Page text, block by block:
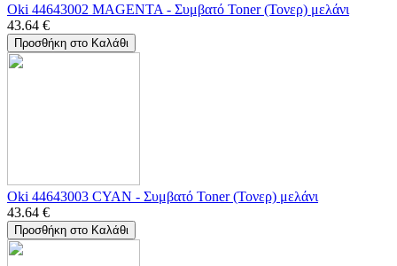
Oki 44643002 MAGENTA - Συμβατό Toner (Τονερ) μελάνι
43.64 €
Προσθήκη στο Καλάθι
Oki 44643003 CYAN - Συμβατό Toner (Τονερ) μελάνι
43.64 €
Προσθήκη στο Καλάθι